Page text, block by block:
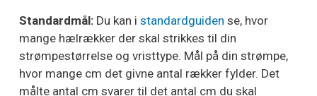
Standardmål: Du kan i standardguiden se, hvor
mange hælrækker der skal strikkes til din
strømpestørrelse og vristtype. Mål på din strømpe,
hvor mange cm det givne antal rækker fylder. Det
målte antal cm svarer til det antal cm du skal